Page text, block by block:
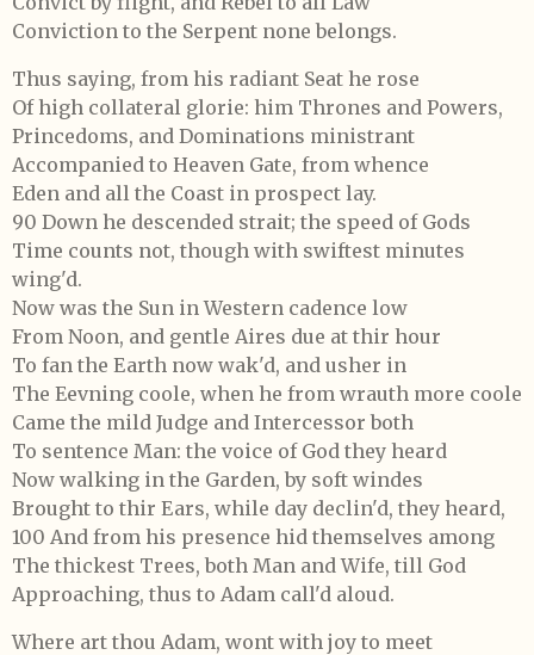
Conviction to the Serpent none belongs.
Thus saying, from his radiant Seat he rose
Of high collateral glorie: him Thrones and Powers,
Princedoms, and Dominations ministrant
Accompanied to Heaven Gate, from whence
Eden and all the Coast in prospect lay.
90 Down he descended strait; the speed of Gods
Time counts not, though with swiftest minutes
wing'd.
Now was the Sun in Western cadence low
From Noon, and gentle Aires due at thir hour
To fan the Earth now wak'd, and usher in
The Eevning coole, when he from wrauth more coole
Came the mild Judge and Intercessor both
To sentence Man: the voice of God they heard
Now walking in the Garden, by soft windes
Brought to thir Ears, while day declin'd, they heard,
100 And from his presence hid themselves among
The thickest Trees, both Man and Wife, till God
Approaching, thus to Adam call'd aloud.
Where art thou Adam, wont with joy to meet